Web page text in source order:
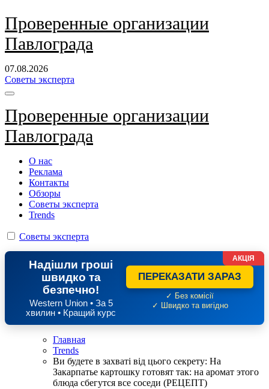
Перейти
к
содержанию
Проверенные организации
Павлограда
07.08.2026
Советы эксперта
Проверенные организации
Павлограда
О нас
Реклама
Контакты
Обзоры
Советы эксперта
Trends
Советы эксперта
Надішли гроші
швидко та
безпечно!
Western Union • За 5
хвилин • Кращий курс
ПЕРЕКАЗАТИ ЗАРАЗ
✓ Без комісії
✓ Швидко та вигідно
АКЦІЯ
Главная
Trends
Ви будете в захваті від цього секрету: На
Закарпатье картошку готовят так: на аромат этого
блюда сбегутся все соседи (РЕЦЕПТ)